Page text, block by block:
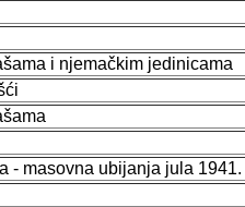
i njemačkim jedinicama
- masovna ubijanja jula